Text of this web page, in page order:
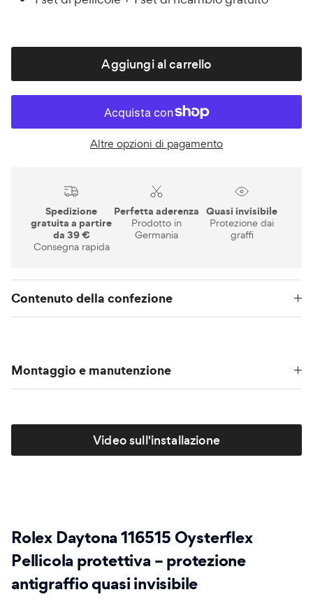
Aggiungi al carrello
Altre opzioni di pagamento
Spedizione
gratuita a partire
da 39 €
Consegna rapida
Perfetta aderenza
Prodotto in
Germania
Quasi invisibile
Protezione dai
graffi
Contenuto della confezione
Montaggio e manutenzione
Video sull'installazione
Rolex Daytona 116515 Oysterflex
Pellicola protettiva – protezione
antigraffio quasi invisibile